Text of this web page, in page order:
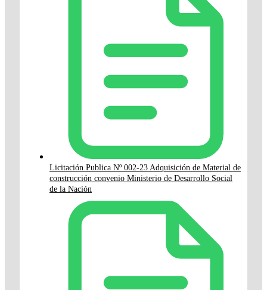
Licitación Publica Nº 002-23 Adquisición de Material de
construcción convenio Ministerio de Desarrollo Social
de la Nación